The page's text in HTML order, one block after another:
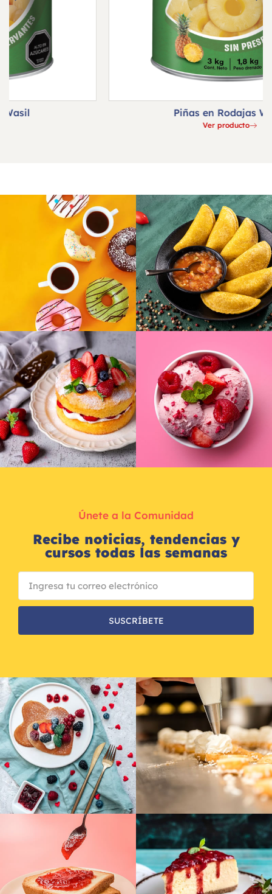
Piñas en Rodajas Wasil
Únete a la Comunidad
Recibe noticias, tendencias y
cursos todas las semanas
SUSCRÍBETE